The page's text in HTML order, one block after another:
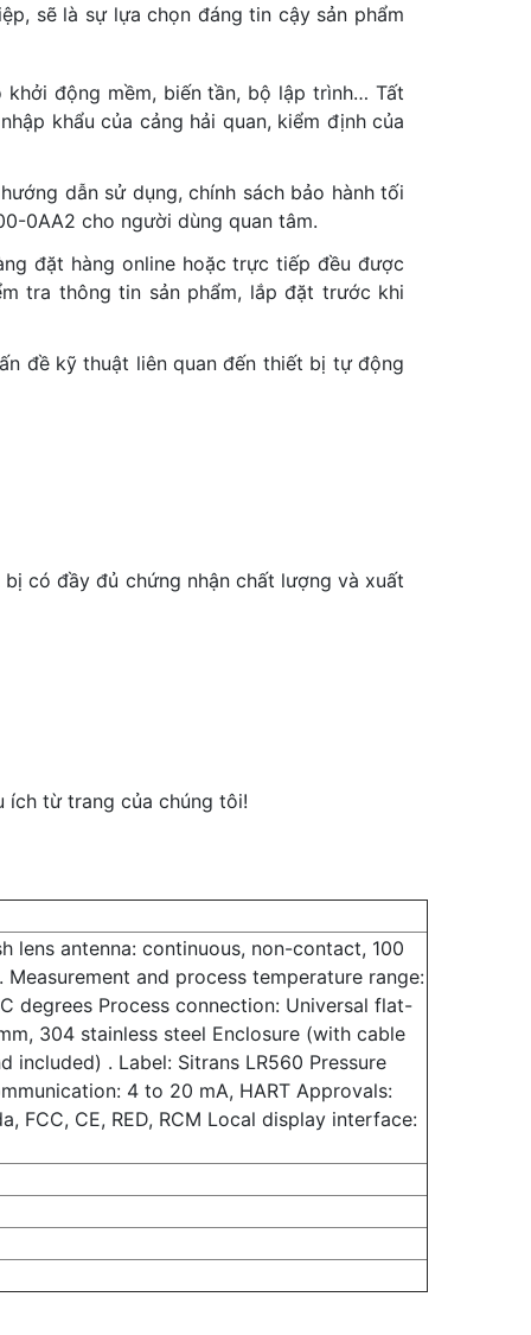
sẽ là sự lựa chọn đáng tin cậy sản phẩm
khởi động mềm, biến tần, bộ lập trình… Tất
khẩu của cảng hải quan, kiểm định của
dẫn sử dụng, chính sách bảo hành tối
0AA2 cho người dùng quan tâm.
đặt hàng online hoặc trực tiếp đều được
tra thông tin sản phẩm, lắp đặt trước khi
đề kỹ thuật liên quan đến thiết bị tự động
bị có đầy đủ chứng nhận chất lượng và xuất
ích từ trang của chúng tôi!
lens antenna: continuous, non-contact, 100
and process temperature range:
degrees Process connection: Universal flat-
304 stainless steel Enclosure (with cable
included) . Label: Sitrans LR560 Pressure
4 to 20 mA, HART Approvals:
FCC, CE, RED, RCM Local display interface: